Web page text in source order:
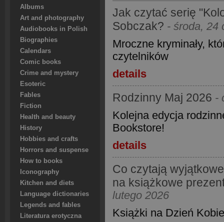
Albums
Art and photography
Audiobooks in Polish
Biographies
Calendars
Comic books
Crime and mystery
Esoteric
Fables
Fiction
Health and beauty
History
Hobbies and crafts
Horrors and suspense
How to books
Iconography
Kitchen and diets
Language dictionaries
Legends and fables
Literatura erotyczna
Jak czytać serię
Sobczak? - środa, 24
Mroczne kryminały,
czytelników
details
Rodzinny Maj 2026 -
Kolejna edycja
Bookstore!
details
Co czytają
na książkowe
lutego 2026
Książki na Dzień